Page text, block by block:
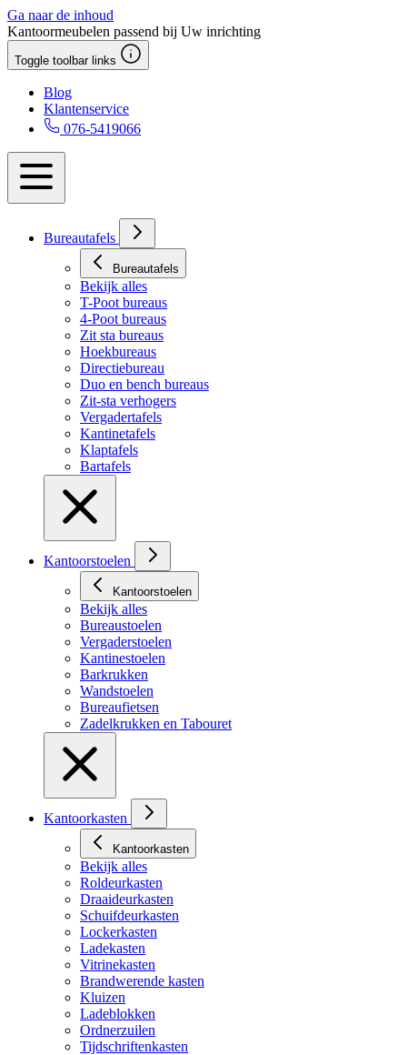
Ga naar de inhoud
Kantoormeubelen passend bij Uw inrichting
Toggle toolbar links
Blog
Klantenservice
076-5419066
Bureautafels
Bureautafels
Bekijk alles
T-Poot bureaus
4-Poot bureaus
Zit sta bureaus
Hoekbureaus
Directiebureau
Duo en bench bureaus
Zit-sta verhogers
Vergadertafels
Kantinetafels
Klaptafels
Bartafels
Kantoorstoelen
Kantoorstoelen
Bekijk alles
Bureaustoelen
Vergaderstoelen
Kantinestoelen
Barkrukken
Wandstoelen
Bureaufietsen
Zadelkrukken en Tabouret
Kantoorkasten
Kantoorkasten
Bekijk alles
Roldeurkasten
Draaideurkasten
Schuifdeurkasten
Lockerkasten
Ladekasten
Vitrinekasten
Brandwerende kasten
Kluizen
Ladeblokken
Ordnerzuilen
Tijdschriftenkasten